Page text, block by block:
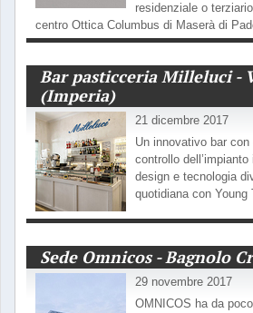
residenziale o
centro Ottica Columbus di Maserà di
Bar pasticceria Milleluci -
(Imperia)
21 dicembre 2017
Un innovativo bar con
controllo
design e tecnologia
quotidiana con Young
Sede Omnicos - Bagnolo
29 novembre 2017
OMNICOS ha da